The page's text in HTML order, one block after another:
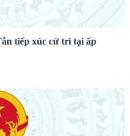
tiếp xúc cử tri tại ấp